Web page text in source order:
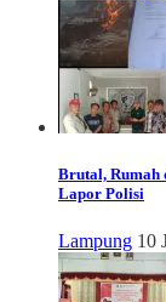
Brutal, Rumah
Lapor Polisi
Lampung 10